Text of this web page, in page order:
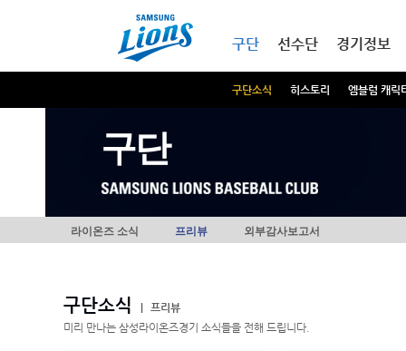
구단
구단소식 히스토리 엠블럼 캐릭
선수단 경기정보
구단
라이온즈 소식 프리뷰 외부감사보고서
구단소식
프리뷰
미리 만나는 삼성라이온즈경기 소식들을 전해 드립니다.